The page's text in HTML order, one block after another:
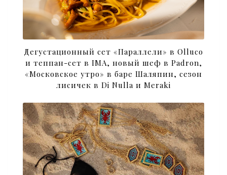
Дегустационный сет «Параллели» в Olluco
и теппан-сет в IMA, новый шеф в Padron,
«Московское утро» в баре Шаляпин, сезон
лисичек в Di Nulla и Meraki